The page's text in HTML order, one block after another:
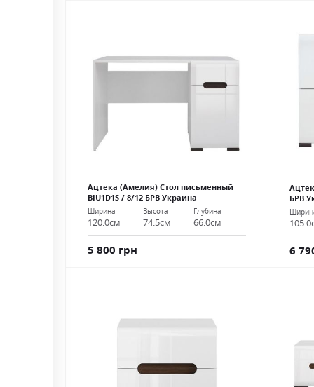
Ацтека (Амелия) Стол письменный
BIU1D1S / 8/12 БРВ Украина
Ширина
120.0см
Высота
74.5см
Глубина
66.0см
5 800 грн
БРВ
6